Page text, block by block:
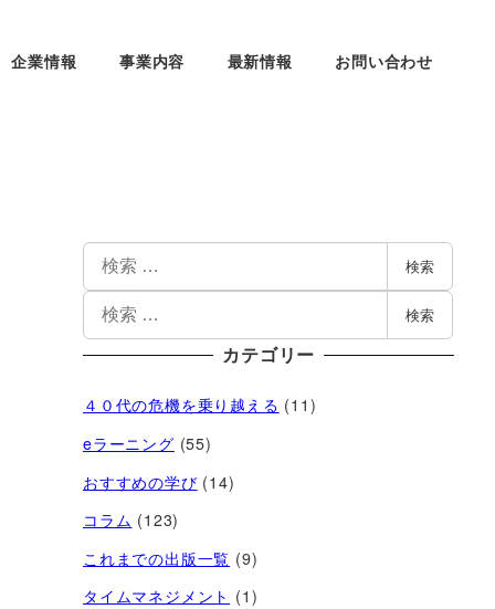
企業情報 事業内容 最新情報 お問い合わせ
検索
検索
カテゴリー
４０代の危機を乗り越える (11)
eラーニング (55)
おすすめの学び (14)
コラム (123)
これまでの出版一覧 (9)
タイムマネジメント (1)